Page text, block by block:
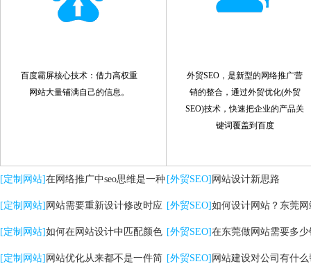
百度霸屏核心技术：借力高权重
网站大量铺满自己的信息。
外贸SEO，是新型的网络推广营
销的整合，通过外贸优化(外贸
SEO)技术，快速把企业的产品关
键词覆盖到百度
[定制网站]在网络推广中seo思维是一种
策略
[定制网站] 网站需要重新设计修改时应
注意哪些问题
[定制网站]如何在网站设计中匹配颜色
[定制网站] 网站优化从来都不是一件简
[外贸SEO] 网站设计新思路
[外贸SEO]如何设计网站？东莞网
计的核心是什么？
[外贸SEO]在东莞做网站需要多少
[外贸SEO] 网站建设对公司有什么